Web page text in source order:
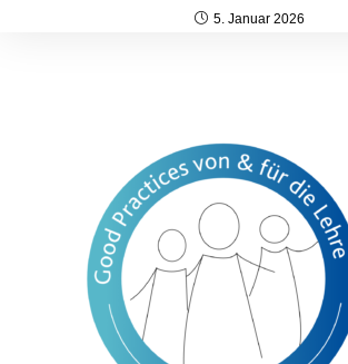
5. Januar 2026